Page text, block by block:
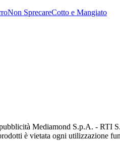
Non SprecareCotto e Mangiato
Mediamond S.p.A. - RTI
è vietata ogni utilizzazione